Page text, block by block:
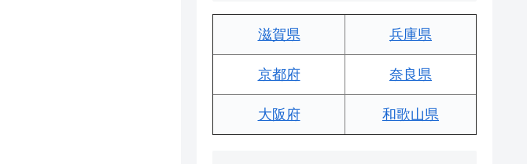
滋賀県 兵庫県
京都府 奈良県
大阪府 和歌山県